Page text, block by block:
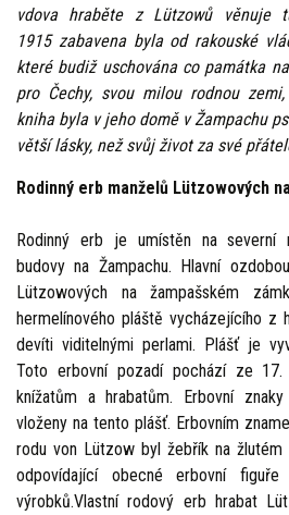
vdova hraběte z Lützowů věnuje
1915 zabavena byla od rakouské
které budiž uschována co památka
pro Čechy, svou milou rodnou
kniha byla v jeho domě v Žampachu
větší lásky, než svůj život za své
Rodinný erb manželů Lützowových
Rodinný erb je umístěn na severní
budovy na Žampachu. Hlavní
Lützowových na žampašském
hermelínového pláště vycházejícího z
devíti viditelnými perlami. Plášť je
Toto erbovní pozadí pochází ze
knížatům a hrabatům. Erbovní
vloženy na tento plášť. Erbovním
rodu von Lützow byl žebřík na
odpovídající obecné erbovní
výrobků.Vlastní rodový erb hrabat